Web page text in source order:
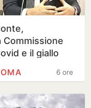
Commissione
e il giallo
sulle
milioni di…
6 ore